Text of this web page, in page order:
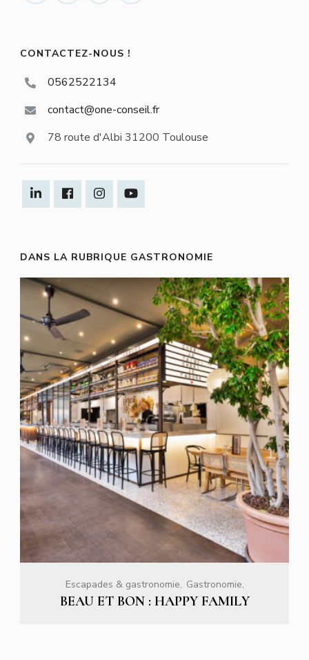
CONTACTEZ-NOUS !
0562522134
contact@one-conseil.fr
78 route d'Albi 31200 Toulouse
DANS LA RUBRIQUE GASTRONOMIE
Escapades & gastronomie Gastronomie
BEAU ET BON : HAPPY FAMILY